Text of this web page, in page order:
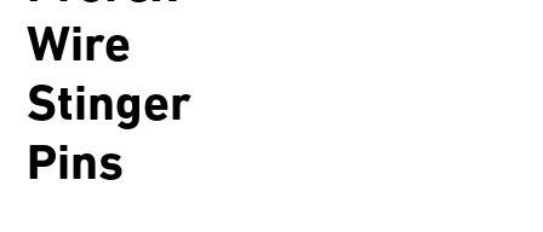
Wire
Stinger
Pins